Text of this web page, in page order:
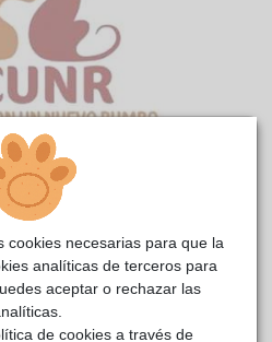
reside actualmente en el centro
y cariñosa, le encanta la
cookies necesarias para que la
analíticas de terceros para
aceptar o rechazar las
de cookies a través de